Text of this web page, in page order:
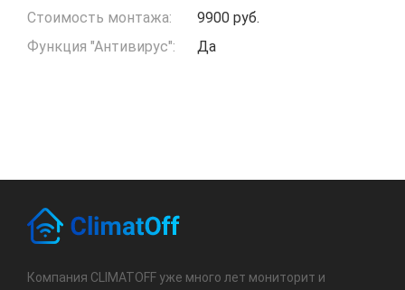
Стоимость монтажа:
9900 руб.
Функция "Антивирус":
Да
Компания CLIMATOFF уже много лет мониторит и